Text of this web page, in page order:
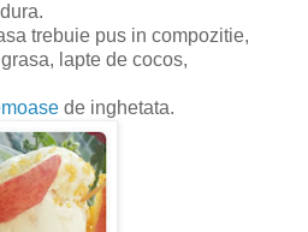
trebuie pus in compozitie,
lapte de cocos,
de inghetata.